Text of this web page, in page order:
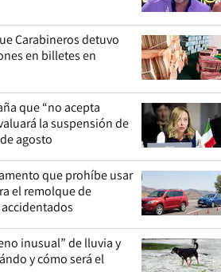
Carabineros detuvo
en billetes en
que “no acepta
la suspensión de
agosto
que prohíbe usar
el remolque de
inusual” de lluvia y
y cómo será el